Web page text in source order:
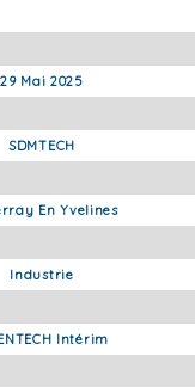
29 Mai 2025
SDMTECH
En Yvelines
Industrie
Intérim